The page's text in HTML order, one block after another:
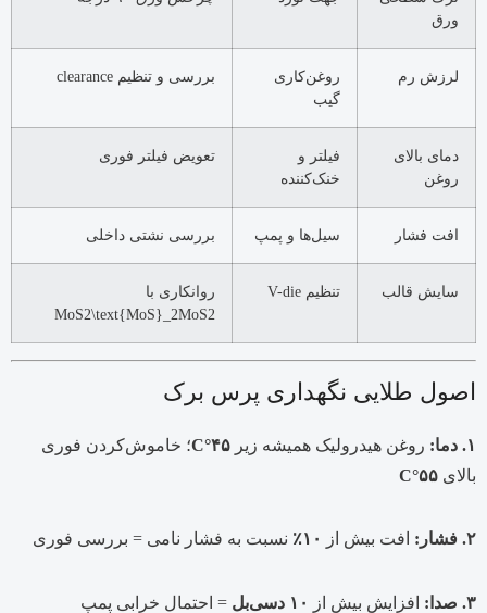
ورق
لرزش رم
روغن‌کاری
گیب
بررسی و تنظیم clearance
دمای بالای
روغن
فیلتر و
خنک‌کننده
تعویض فیلتر فوری
افت فشار سیل‌ها و پمپ بررسی نشتی داخلی
سایش قالب تنظیم V-die
روانکاری با
MoS2\text{MoS}_2MoS2
اصول طلایی نگهداری پرس برک
۱. دما: روغن هیدرولیک همیشه زیر ۴۵°C
؛ خاموش‌کردن فوری
بالای ۵۵°C
۲. فشار: افت بیش از ۱۰٪ نسبت به فشار نامی = بررسی فوری
۳. صدا: افزایش بیش از ۱۰ دسی‌بل = احتمال خرابی پمپ